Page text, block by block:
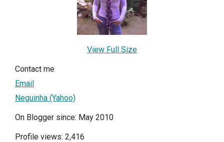
View Full Size
Contact me
Email
Neguinha (Yahoo)
On Blogger since: May 2010
Profile views: 2,416